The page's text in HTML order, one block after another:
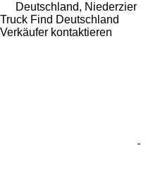
Deutschland, Niederzier
Truck Find Deutschland
Verkäufer kontaktieren